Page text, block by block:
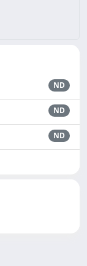
ND
ND
ND